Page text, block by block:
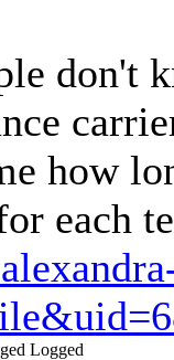
don't
how
each
Logged